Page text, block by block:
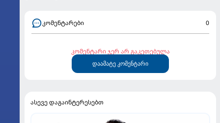
კომენტარები 0
კომენტარი ჯერ არ გაკეთებულა
დაამატე კომენტარი
ასევე დაგაინტერესებთ